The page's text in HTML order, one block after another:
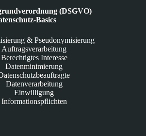
(DSGVO)
Basics
& Pseudonymisierung
Auftragsverarbeitung
Berechtigtes Interesse
Datenminimierung
Datenverarbeitung
Einwilligung
Informationspflichten